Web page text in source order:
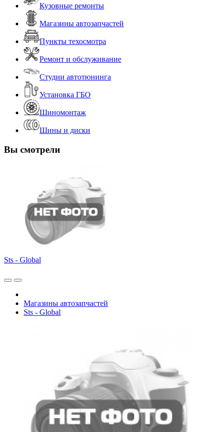
Кузовные ремонты
Магазины автозапчастей
Пункты техосмотра
Ремонт и обслуживание
Студии автотюнинга
Установка ГБО
Шиномонтаж
Шины и диски
Вы смотрели
Sts - Global
Магазины автозапчастей
Sts - Global